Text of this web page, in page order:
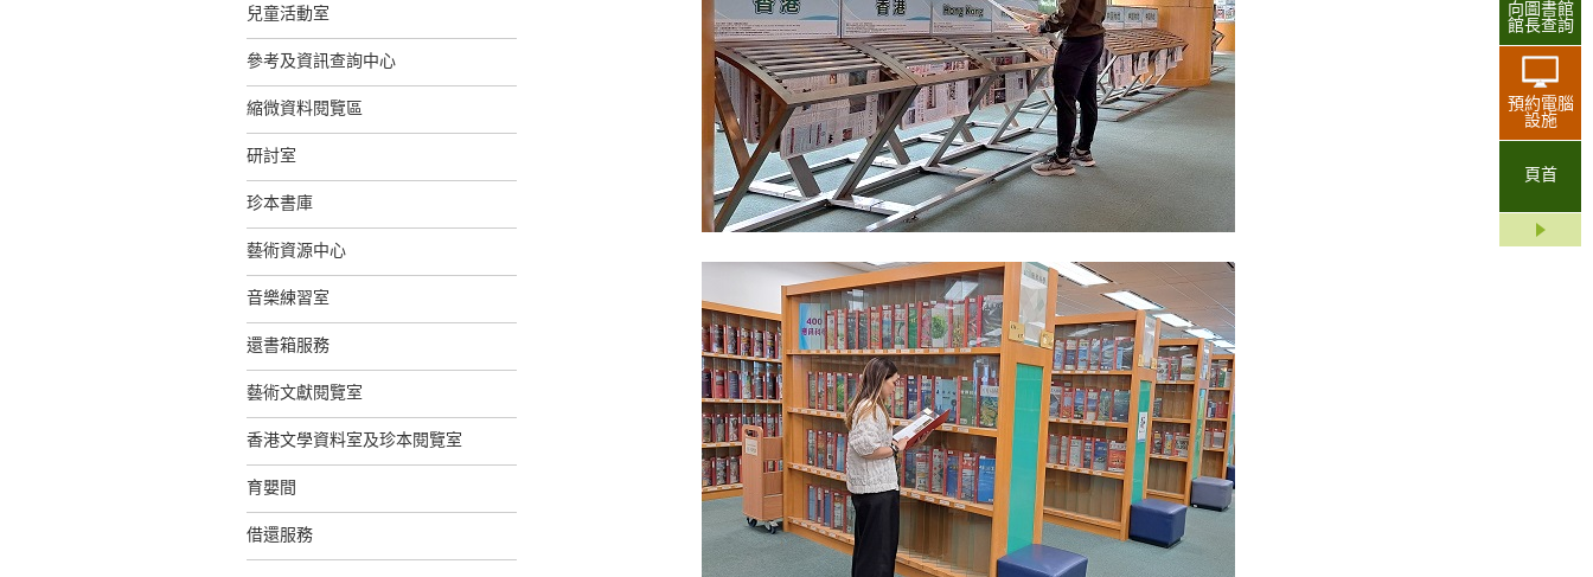
向圖書館
館長查詢
預約電腦
設施
頁首
兒童活動室
參考及資訊查詢中心
縮微資料閱覽區
研討室
珍本書庫
藝術資源中心
音樂練習室
還書箱服務
藝術文獻閱覽室
香港文學資料室及珍本閱覽室
育嬰間
借還服務